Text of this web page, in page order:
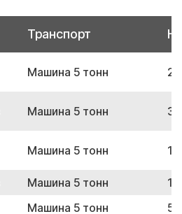
Транспорт
Машина 5 тонн
Машина 5 тонн
Машина 5 тонн
Машина 5 тонн
Машина 5 тонн